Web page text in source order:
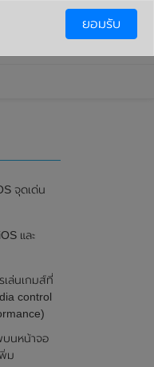
จุดเด่น
และ
เล่นเกมส์ที่
control
บนหน้าจอ
ม
ยอมรับ